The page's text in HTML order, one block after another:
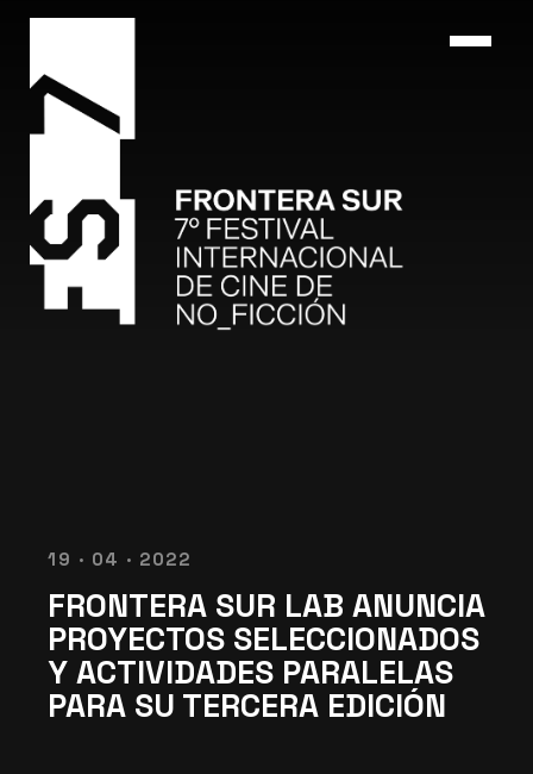
19 · 04 · 2022
FRONTERA SUR LAB ANUNCIA
PROYECTOS SELECCIONADOS
Y ACTIVIDADES PARALELAS
PARA SU TERCERA EDICIÓN